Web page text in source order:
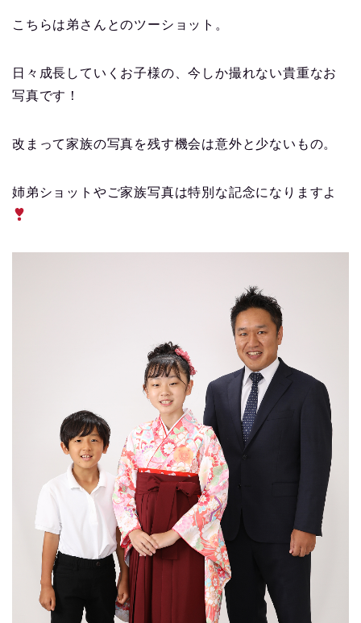
こちらは弟さんとのツーショット。
日々成長していくお子様の、今しか撮れない貴重なお
写真です！
改まって家族の写真を残す機会は意外と少ないもの。
姉弟ショットやご家族写真は特別な記念になりますよ